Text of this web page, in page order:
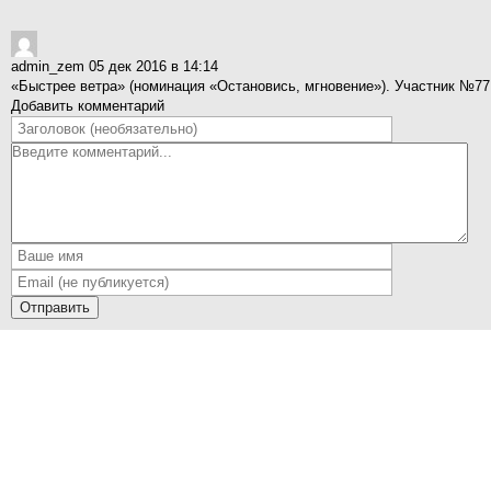
admin_zem 05 дек 2016 в 14:14
«Быстрее ветра» (номинация «Остановись, мгновение»). Участник
Добавить комментарий
Отправить